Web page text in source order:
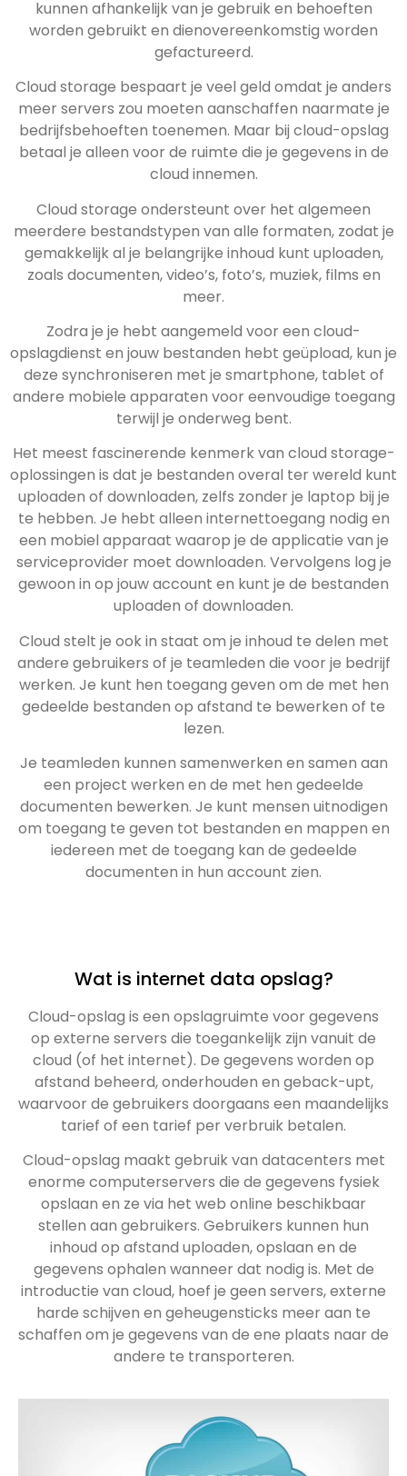
kunnen afhankelijk van je gebruik en behoeften
worden gebruikt en dienovereenkomstig worden
gefactureerd.
Cloud storage bespaart je veel geld omdat je anders
meer servers zou moeten aanschaffen naarmate je
bedrijfsbehoeften toenemen. Maar bij cloud-opslag
betaal je alleen voor de ruimte die je gegevens in de
cloud innemen.
Cloud storage ondersteunt over het algemeen
meerdere bestandstypen van alle formaten, zodat je
gemakkelijk al je belangrijke inhoud kunt uploaden,
zoals documenten, video’s, foto’s, muziek, films en
meer.
Zodra je je hebt aangemeld voor een cloud-
opslagdienst en jouw bestanden hebt geüpload, kun je
deze synchroniseren met je smartphone, tablet of
andere mobiele apparaten voor eenvoudige toegang
terwijl je onderweg bent.
Het meest fascinerende kenmerk van cloud storage-
oplossingen is dat je bestanden overal ter wereld kunt
uploaden of downloaden, zelfs zonder je laptop bij je
te hebben. Je hebt alleen internettoegang nodig en
een mobiel apparaat waarop je de applicatie van je
serviceprovider moet downloaden. Vervolgens log je
gewoon in op jouw account en kunt je de bestanden
uploaden of downloaden.
Cloud stelt je ook in staat om je inhoud te delen met
andere gebruikers of je teamleden die voor je bedrijf
werken. Je kunt hen toegang geven om de met hen
gedeelde bestanden op afstand te bewerken of te
lezen.
Je teamleden kunnen samenwerken en samen aan
een project werken en de met hen gedeelde
documenten bewerken. Je kunt mensen uitnodigen
om toegang te geven tot bestanden en mappen en
iedereen met de toegang kan de gedeelde
documenten in hun account zien.
Wat is internet data opslag?
Cloud-opslag is een opslagruimte voor gegevens
op externe servers die toegankelijk zijn vanuit de
cloud (of het internet). De gegevens worden op
afstand beheerd, onderhouden en geback-upt,
waarvoor de gebruikers doorgaans een maandelijks
tarief of een tarief per verbruik betalen.
Cloud-opslag maakt gebruik van datacenters met
enorme computerservers die de gegevens fysiek
opslaan en ze via het web online beschikbaar
stellen aan gebruikers. Gebruikers kunnen hun
inhoud op afstand uploaden, opslaan en de
gegevens ophalen wanneer dat nodig is. Met de
introductie van cloud, hoef je geen servers, externe
harde schijven en geheugensticks meer aan te
schaffen om je gegevens van de ene plaats naar de
andere te transporteren.